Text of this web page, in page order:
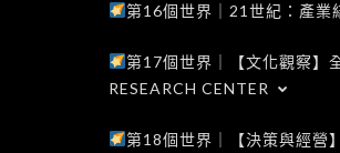
第16個世界｜21世紀：產
第17個世界｜【文化觀察】
RESEARCH CENTER
第18個世界｜【決策與經